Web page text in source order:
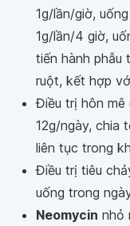
1g/lần/giờ,
1g/lần/4 giờ,
tiến hành phẫu
ruột, kết hợp
Điều trị hôn mê
12g/ngày, chia
liên tục trong
Điều trị tiêu
uống trong
Neomycin nhỏ